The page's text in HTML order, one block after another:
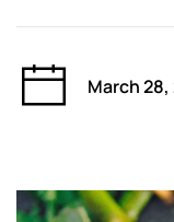
March 28,